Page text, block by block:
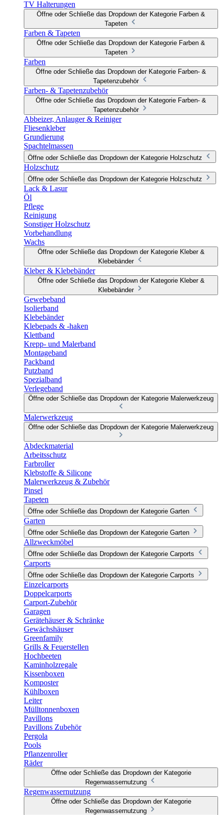
TV Halterungen
Öffne oder Schließe das Dropdown der Kategorie Farben &
Tapeten
Farben & Tapeten
Öffne oder Schließe das Dropdown der Kategorie Farben &
Tapeten
Farben
Öffne oder Schließe das Dropdown der Kategorie Farben- &
Tapetenzubehör
Farben- & Tapetenzubehör
Öffne oder Schließe das Dropdown der Kategorie Farben- &
Tapetenzubehör
Abbeizer, Anlauger & Reiniger
Fliesenkleber
Grundierung
Spachtelmassen
Öffne oder Schließe das Dropdown der Kategorie Holzschutz
Holzschutz
Öffne oder Schließe das Dropdown der Kategorie Holzschutz
Lack & Lasur
Öl
Pflege
Reinigung
Sonstiger Holzschutz
Vorbehandlung
Wachs
Öffne oder Schließe das Dropdown der Kategorie Kleber &
Klebebänder
Kleber & Klebebänder
Öffne oder Schließe das Dropdown der Kategorie Kleber &
Klebebänder
Gewebeband
Isolierband
Klebebänder
Klebepads & -haken
Klettband
Krepp- und Malerband
Montageband
Packband
Putzband
Spezialband
Verlegeband
Öffne oder Schließe das Dropdown der Kategorie Malerwerkzeug
Malerwerkzeug
Öffne oder Schließe das Dropdown der Kategorie Malerwerkzeug
Abdeckmaterial
Arbeitsschutz
Farbroller
Klebstoffe & Silicone
Malerwerkzeug & Zubehör
Pinsel
Tapeten
Öffne oder Schließe das Dropdown der Kategorie Garten
Garten
Öffne oder Schließe das Dropdown der Kategorie Garten
Allzweckmöbel
Öffne oder Schließe das Dropdown der Kategorie Carports
Carports
Öffne oder Schließe das Dropdown der Kategorie Carports
Einzelcarports
Doppelcarports
Carport-Zubehör
Garagen
Gerätehäuser & Schränke
Gewächshäuser
Greenfamily
Grills & Feuerstellen
Hochbeeten
Kaminholzregale
Kissenboxen
Komposter
Kühlboxen
Leiter
Mülltonnenboxen
Pavillons
Pavillons Zubehör
Pergola
Pools
Pflanzenroller
Räder
Öffne oder Schließe das Dropdown der Kategorie
Regenwassernutzung
Regenwassernutzung
Öffne oder Schließe das Dropdown der Kategorie
Regenwassernutzung